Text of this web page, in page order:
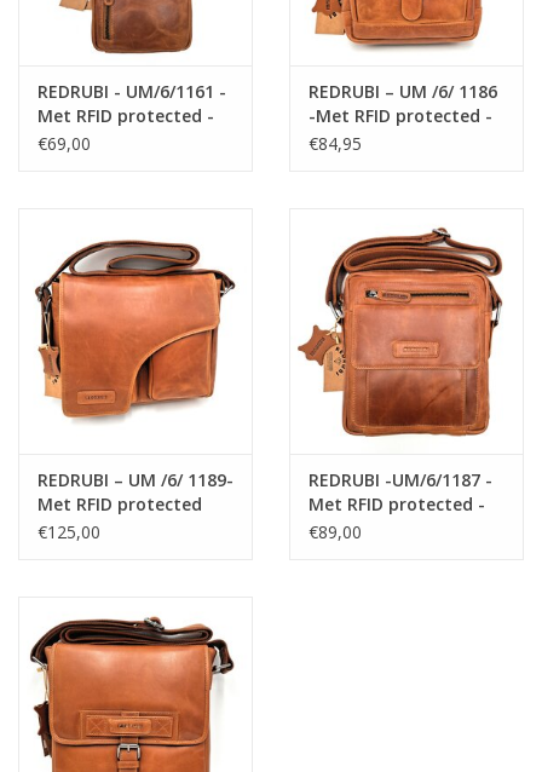
REDRUBI - UM/6/1161 -
Met RFID protected -
echt leren -
/cognac
€69,00
REDRUBI – UM /6/ 1186
-Met RFID protected -
echt leren -
/cognac
€84,95
REDRUBI – UM /6/ 1189-
Met RFID protected
echt lederen -
vintage leder- bruin
/cognac
€125,00
REDRUBI -UM/6/1187 -
Met RFID protected -
echt leren -
€89,00